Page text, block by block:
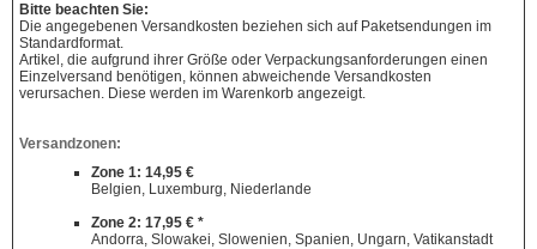
Bitte beachten Sie:
Die angegebenen Versandkosten beziehen sich auf Paketsendungen im
Standardformat.
Artikel, die aufgrund ihrer Größe oder Verpackungsanforderungen einen
Einzelversand benötigen, können abweichende Versandkosten
verursachen. Diese werden im Warenkorb angezeigt.
Versandzonen:
Zone 1: 14,95 €
Belgien, Luxemburg, Niederlande
Zone 2: 17,95 € *
Andorra, Slowakei, Slowenien, Spanien, Ungarn, Vatikanstadt